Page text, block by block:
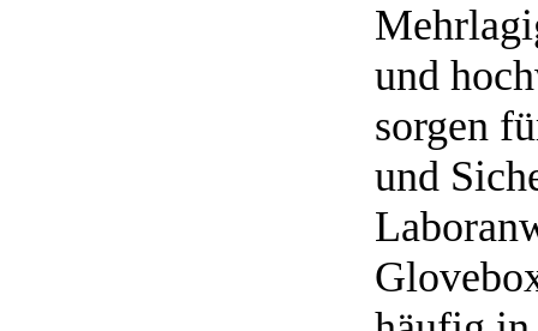
und
sorgen
und